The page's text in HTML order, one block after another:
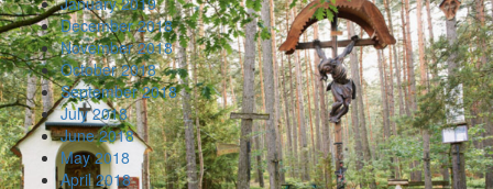
December 2018
November 2018
October 2018
September 2018
July 2018
June 2018
May 2018
April 2018